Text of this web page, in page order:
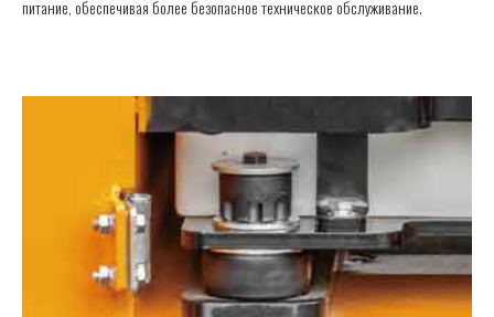
питание, обеспечивая более безопасное техническое обслуживание.